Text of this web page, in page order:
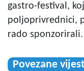
gastro-festival,
poljoprivrednici,
rado sponzorirali.
Povezane